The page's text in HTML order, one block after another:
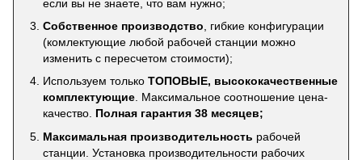
если вы не знаете, что вам нужно;
Собственное производство , гибкие конфигурации
(комлектующие любой рабочей станции можно
изменить с пересчетом стоимости);
Используем только ТОПОВЫЕ, высококачественные
комплектующие. Максимальное соотношение цена-
качество. Полная гарантия 38 месяцев;
Максимальная производительность рабочей
станции. Установка производительности рабочих